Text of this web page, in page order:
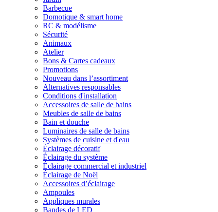
Barbecue
Domotique & smart home
RC & modélisme
Sécurité
Animaux
Atelier
Bons & Cartes cadeaux
Promotions
Nouveau dans l’assortiment
Alternatives responsables
Conditions d'installation
Accessoires de salle de bains
Meubles de salle de bains
Bain et douche
Luminaires de salle de bains
Systèmes de cuisine et d'eau
Éclairage décoratif
Éclairage du système
Éclairage commercial et industriel
Éclairage de Noël
Accessoires d’éclairage
Ampoules
Appliques murales
Bandes de LED